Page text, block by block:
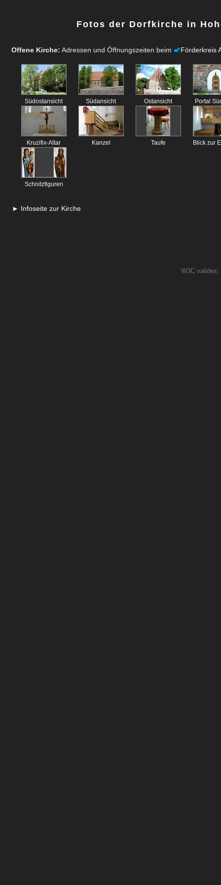
Fotos der Dorfkirche in
Offene Kirche: Adressen und Öffnungszeiten beim Förderkreis
Südostansicht Südansicht Ostansicht Portal
Kruzifix-Altar Kanzel Taufe Blick zur
Schnitzfiguren
► Infoseite zur Kirche
W3C valides: